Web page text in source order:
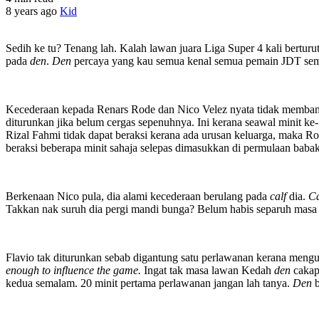
8 years ago Kid
Sedih ke tu? Tenang lah. Kalah lawan juara Liga Super 4 kali
pada den. Den percaya yang kau semua kenal semua pemain JDT
Kecederaan kepada Renars Rode dan Nico Velez nyata tidak
diturunkan jika belum cergas sepenuhnya. Ini kerana seawal minit
Rizal Fahmi tidak dapat beraksi kerana ada urusan keluarga, maka
beraksi beberapa minit sahaja selepas dimasukkan di permulaan
Berkenaan Nico pula, dia alami kecederaan berulang pada calfdia.
Takkan nak suruh dia pergi mandi bunga? Belum habis separuh
Flavio tak diturunkan sebab digantung satu perlawanan kerana
enough to influence the game. Ingat tak masa lawan Kedah den
kedua semalam. 20 minit pertama perlawanan jangan lah tanya. Den